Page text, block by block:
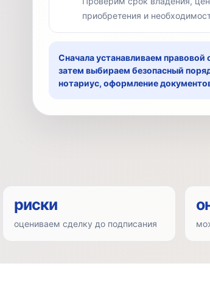
приобретения и
Сначала устанавливаем правовой
затем выбираем безопасный
нотариус, оформление
риски
оцениваем сделку до подписания